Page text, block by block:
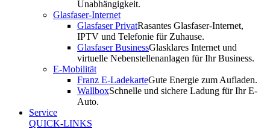
Unabhängigkeit.
Glasfaser-Internet
Glasfaser PrivatRasantes Glasfaser-Internet,
IPTV und Telefonie für Zuhause.
Glasfaser BusinessGlasklares Internet und
virtuelle Nebenstellenanlagen für Ihr Business.
E-Mobilität
Franz E-LadekarteGute Energie zum Aufladen.
WallboxSchnelle und sichere Ladung für Ihr E-
Auto.
Service
QUICK-LINKS